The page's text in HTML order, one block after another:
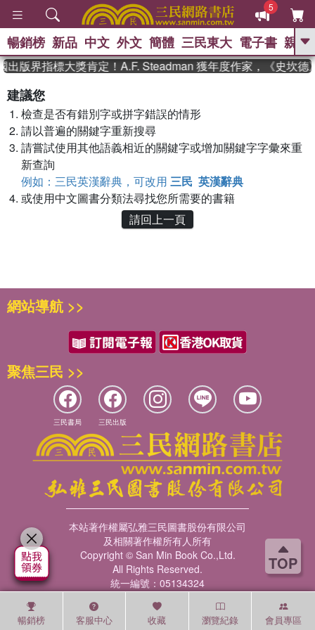
TOP
5
GO
史是一群喵 、
獎 臺灣漫遊錄
登輝時代 、 數學女孩：黎曼猜想 、
暢銷榜 新品 中文 外文 簡體 三民東大 電子書 親子
出版界指標大獎肯定！A.F. Steadman 獲年度作家，《史坎德
建議您
檢查是否有錯別字或拼字錯誤的情形
請以普遍的關鍵字重新搜尋
請嘗試使用其他語義相近的關鍵字或增加關鍵字字彙來重
新查詢
例如：三民英漢辭典，可改用 三民 英漢辭典
或使用中文圖書分類法尋找您所需要的書籍
請回上一頁
暢銷榜 客服中心 收藏 瀏覽紀錄 會員專區
網站導航 >>
聚焦三民 >>
三民書局 三民出版
本站著作權屬弘雅三民圖書股份有限公司
及相關著作權所有人所有
Copyright © San Min Book Co.,Ltd.
All Rights Reserved.
統一編號：05134324